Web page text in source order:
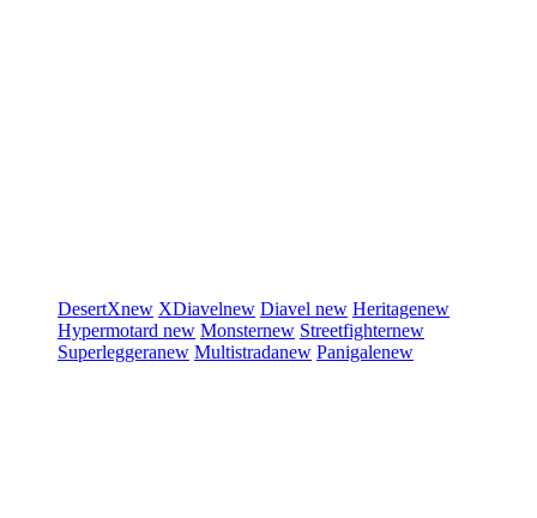
DesertXnew XDiavelnew Diavel new Heritagenew
Hypermotard new Monsternew Streetfighternew
Superleggeranew Multistradanew Panigalenew